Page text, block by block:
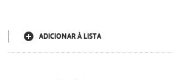
ADICIONAR À LISTA